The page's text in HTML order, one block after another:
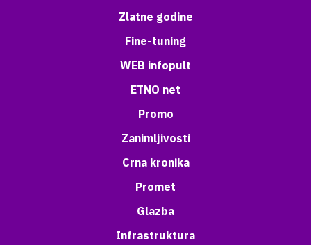
Zlatne godine
Fine-tuning
WEB infopult
ETNO net
Promo
Zanimljivosti
Crna kronika
Promet
Glazba
Infrastruktura